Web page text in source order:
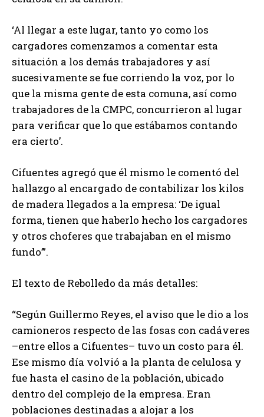
‘Al llegar a este lugar, tanto yo como los
cargadores comenzamos a comentar esta
situación a los demás trabajadores y así
sucesivamente se fue corriendo la voz, por lo
que la misma gente de esta comuna, así como
trabajadores de la CMPC, concurrieron al lugar
para verificar que lo que estábamos contando
era cierto’.
Cifuentes agregó que él mismo le comentó del
hallazgo al encargado de contabilizar los kilos
de madera llegados a la empresa: ‘De igual
forma, tienen que haberlo hecho los cargadores
y otros choferes que trabajaban en el mismo
fundo’”.
El texto de Rebolledo da más detalles:
“Según Guillermo Reyes, el aviso que le dio a los
camioneros respecto de las fosas con cadáveres
–entre ellos a Cifuentes– tuvo un costo para él.
Ese mismo día volvió a la planta de celulosa y
fue hasta el casino de la población, ubicado
dentro del complejo de la empresa. Eran
poblaciones destinadas a alojar a los